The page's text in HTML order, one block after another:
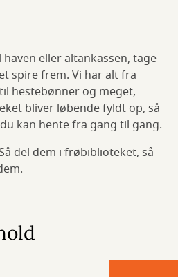
eller altankassen, tage
spire frem. Vi har alt fra
hestebønner og meget,
bliver løbende fyldt op, så
kan hente fra gang til gang.
del dem i frøbiblioteket, så